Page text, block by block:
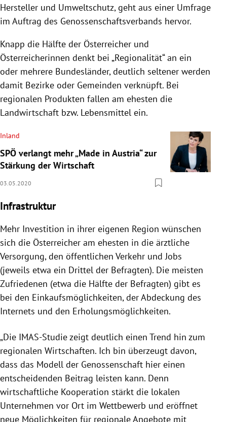
Hersteller und Umweltschutz, geht aus einer Umfrage
im Auftrag des Genossenschaftsverbands hervor.
Knapp die Hälfte der Österreicher und
Österreicherinnen denkt bei „Regionalität“ an ein
oder mehrere Bundesländer, deutlich seltener werden
damit Bezirke oder Gemeinden verknüpft. Bei
regionalen Produkten fallen am ehesten die
Landwirtschaft bzw. Lebensmittel ein.
Inland
SPÖ verlangt mehr „Made in Austria“ zur
Stärkung der Wirtschaft
03.05.2020
Infrastruktur
Mehr Investition in ihrer eigenen Region wünschen
sich die Österreicher am ehesten in die ärztliche
Versorgung, den öffentlichen Verkehr und Jobs
(jeweils etwa ein Drittel der Befragten). Die meisten
Zufriedenen (etwa die Hälfte der Befragten) gibt es
bei den Einkaufsmöglichkeiten, der Abdeckung des
Internets und den Erholungsmöglichkeiten.
„Die IMAS-Studie zeigt deutlich einen Trend hin zum
regionalen Wirtschaften. Ich bin überzeugt davon,
dass das Modell der Genossenschaft hier einen
entscheidenden Beitrag leisten kann. Denn
wirtschaftliche Kooperation stärkt die lokalen
Unternehmen vor Ort im Wettbewerb und eröffnet
neue Möglichkeiten für regionale Angebote mit